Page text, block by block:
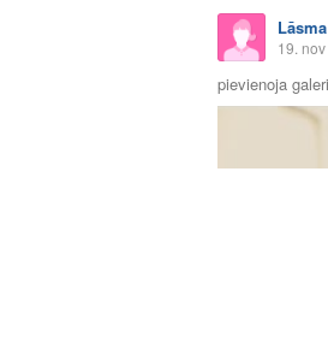
19.
pievienoja